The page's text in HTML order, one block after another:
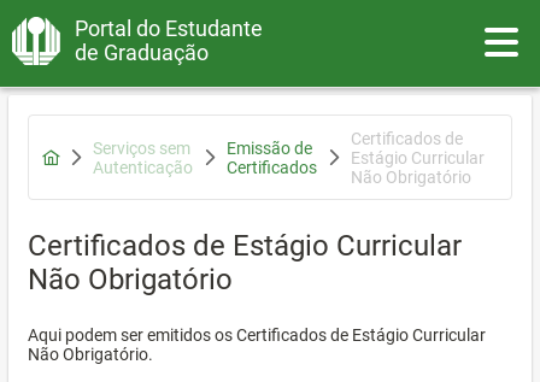
Portal do Estudante
de Graduação
Serviços sem
Autenticação
Emissão de
Certificados
Certificados de
Estágio Curricular
Não Obrigatório
Certificados de Estágio Curricular
Não Obrigatório
Aqui podem ser emitidos os Certificados de Estágio Curricular
Não Obrigatório.